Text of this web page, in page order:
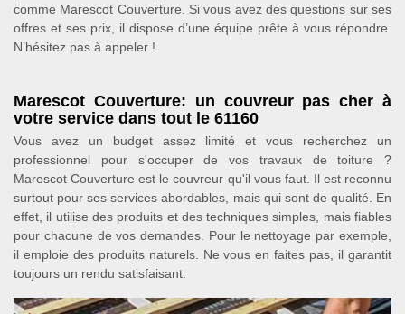
comme Marescot Couverture. Si vous avez des questions sur ses
offres et ses prix, il dispose d’une équipe prête à vous répondre.
N’hésitez pas à appeler !
Marescot Couverture: un couvreur pas cher à
votre service dans tout le 61160
Vous avez un budget assez limité et vous recherchez un
professionnel pour s'occuper de vos travaux de toiture ?
Marescot Couverture est le couvreur qu'il vous faut. Il est reconnu
surtout pour ses services abordables, mais qui sont de qualité. En
effet, il utilise des produits et des techniques simples, mais fiables
pour chacune de vos demandes. Pour le nettoyage par exemple,
il emploie des produits naturels. Ne vous en faites pas, il garantit
toujours un rendu satisfaisant.